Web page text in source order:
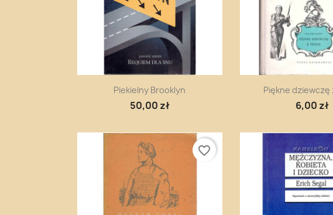
Szybki podgląd
Piekielny Brooklyn
50,00 zł
Szybki
Piękne dziewczę
6,00 zł
favorite_border